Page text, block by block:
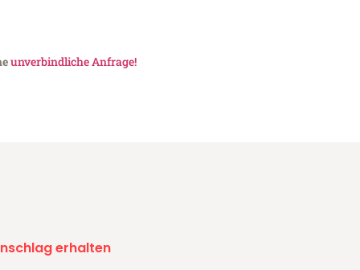
unverbindliche Anfrage!
erhalten